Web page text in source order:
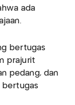
ada
bertugas
prajurit
pedang, dan
bertugas